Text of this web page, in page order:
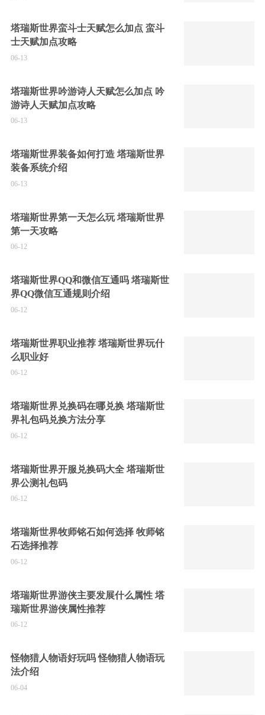
塔瑞斯世界蛮斗士天赋怎么加点 蛮斗
士天赋加点攻略
06-13
塔瑞斯世界吟游诗人天赋怎么加点 吟
游诗人天赋加点攻略
06-13
塔瑞斯世界装备如何打造 塔瑞斯世界
装备系统介绍
06-13
塔瑞斯世界第一天怎么玩 塔瑞斯世界
第一天攻略
06-12
塔瑞斯世界QQ和微信互通吗 塔瑞斯世
界QQ微信互通规则介绍
06-12
塔瑞斯世界职业推荐 塔瑞斯世界玩什
么职业好
06-12
塔瑞斯世界兑换码在哪兑换 塔瑞斯世
界礼包码兑换方法分享
06-12
塔瑞斯世界开服兑换码大全 塔瑞斯世
界公测礼包码
06-12
塔瑞斯世界牧师铭石如何选择 牧师铭
石选择推荐
06-12
塔瑞斯世界游侠主要发展什么属性 塔
瑞斯世界游侠属性推荐
06-12
怪物猎人物语好玩吗 怪物猎人物语玩
法介绍
06-04